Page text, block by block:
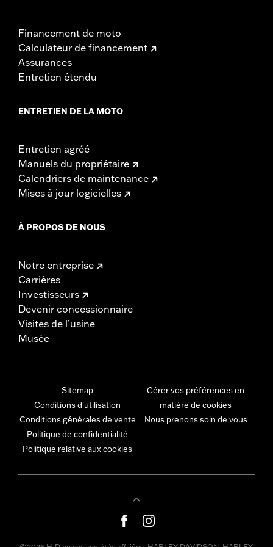
Financement de moto
Calculateur de financement
Assurances
Entretien étendu
ENTRETIEN DE LA MOTO
Entretien agréé
Manuels du propriétaire
Calendriers de maintenance
Mises à jour logicielles
À PROPOS DE NOUS
Notre entreprise
Carrières
Investisseurs
Devenir concessionnaire
Visites de l’usine
Musée
Sitemap
Conditions d'utilisation
Conditions générales de vente
Politique de confidentialité
Politique relative aux cookies
Gérer vos préférences en
matière de cookies
Nous prenons soin de vous